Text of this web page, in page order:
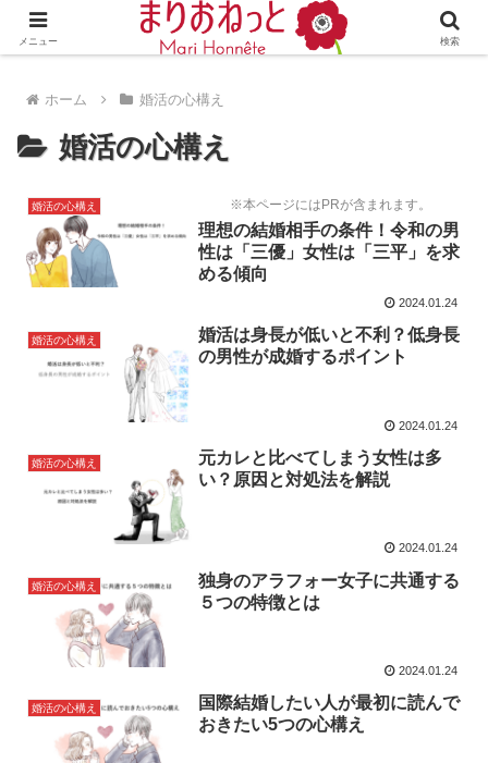
婚活や出会いの体験談・評判・秘訣がわかる情報サイト
ホーム 婚活の心構え
婚活の心構え
婚活の心構え ※本ページにはPRが含まれます。
理想の結婚相手の条件！令和の男
性は「三優」女性は「三平」を求
める傾向
2024.01.24
婚活の心構え
婚活は身長が低いと不利？低身長
の男性が成婚するポイント
2024.01.24
婚活の心構え
元カレと比べてしまう女性は多
い？原因と対処法を解説
2024.01.24
婚活の心構え
独身のアラフォー女子に共通する
５つの特徴とは
2024.01.24
婚活の心構え
国際結婚したい人が最初に読んで
おきたい5つの心構え
メニュー 検索